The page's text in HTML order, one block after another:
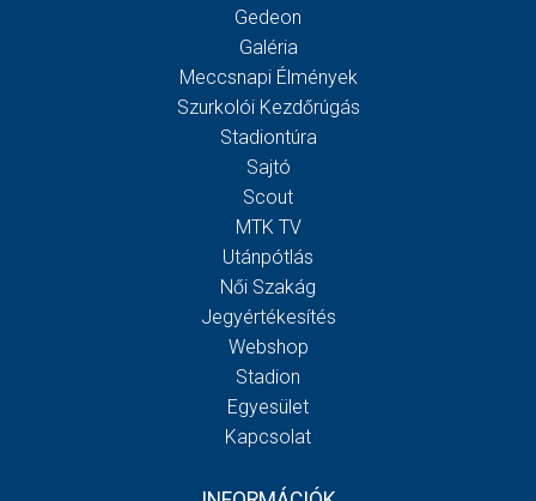
Gedeon
Galéria
Meccsnapi Élmények
Szurkolói Kezdőrúgás
Stadiontúra
Sajtó
Scout
MTK TV
Utánpótlás
Női Szakág
Jegyértékesítés
Webshop
Stadion
Egyesület
Kapcsolat